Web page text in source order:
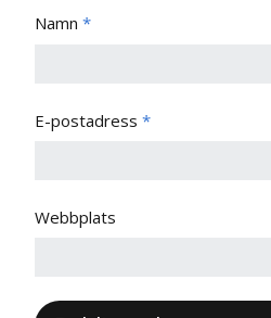
Namn *
E-postadress *
Webbplats